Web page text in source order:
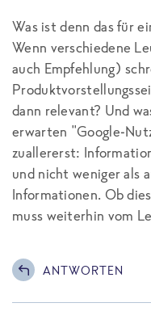
Was ist denn das für
Wenn verschiedene
auch Empfehlung)
dann relevant? Und
erwarten "Google-
zuallererst:
und nicht weniger als
Informationen. Ob
muss weiterhin vom
ANTWORTEN